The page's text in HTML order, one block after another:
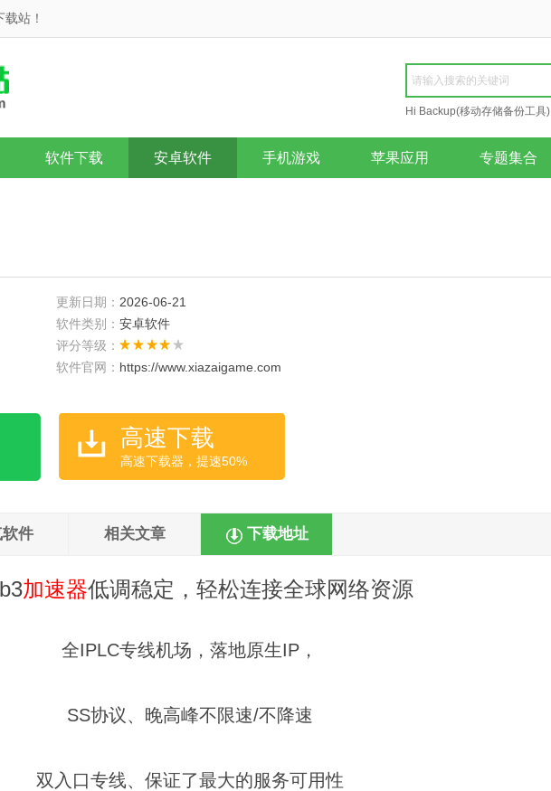
站！
Hi Backup(移动存储备份工具)
Repair
软件下载 安卓软件 手机游戏 苹果应用 专题集合
更新日期： 2026-06-21
软件类别： 安卓软件
评分等级：
软件官网： https://www.xiazaigame.com
高速下载
高速下载器，提速50%
软件 相关文章 下载地址
加速器低调稳定，轻松连接全球网络资源
全IPLC专线机场，落地原生IP，
SS协议、晚高峰不限速/不降速
双入口专线、保证了最大的服务可用性